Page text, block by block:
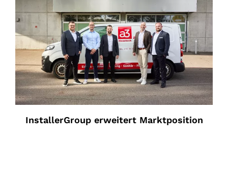
InstallerGroup erweitert Marktposition